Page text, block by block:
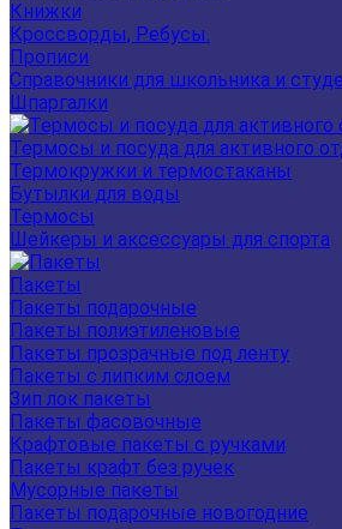
Книжки
Кроссворды, Ребусы.
Прописи
Справочники для школьника и
Шпаргалки
Термосы и посуда для активного
Термокружки и термостаканы
Бутылки для воды
Термосы
Шейкеры и аксессуары для спорта
Пакеты
Пакеты подарочные
Пакеты полиэтиленовые
Пакеты прозрачные под ленту
Пакеты с липким слоем
Зип лок пакеты
Пакеты фасовочные
Крафтовые пакеты с ручками
Пакеты крафт без ручек
Мусорные пакеты
Пакеты подарочные новогодние